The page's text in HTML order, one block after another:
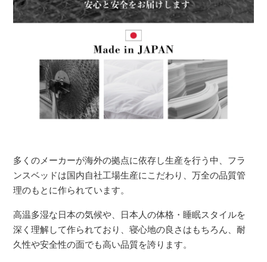
多くのメーカーが海外の拠点に依存し生産を行う中、フラ
ンスベッドは国内自社工場生産にこだわり、万全の品質管
理のもとに作られています。
高温多湿な日本の気候や、日本人の体格・睡眠スタイルを
深く理解して作られており、寝心地の良さはもちろん、耐
久性や安全性の面でも高い品質を誇ります。